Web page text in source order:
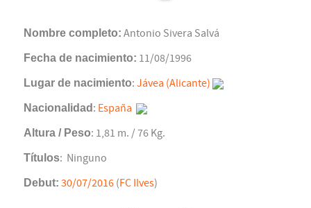
Nombre completo: Antonio Sivera Salvá
Fecha de nacimiento: 11/08/1996
Lugar de nacimiento: Jávea (Alicante)
Nacionalidad : España
Altura / Peso: 1,81 m. / 76 Kg.
Títulos: Ninguno
Debut: 30/07/2016 (FC Ilves)